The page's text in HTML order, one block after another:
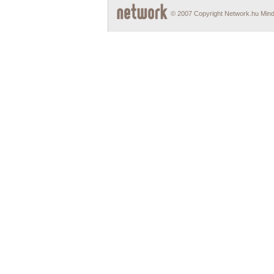
© 2007 Copyright Network.hu